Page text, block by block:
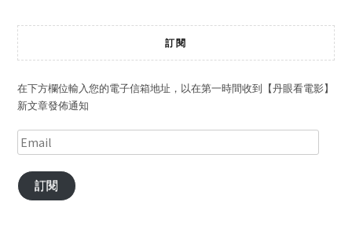
訂閱
在下方欄位輸入您的電子信箱地址，以在第一時間收到【丹眼看電影】
新文章發佈通知
訂閱